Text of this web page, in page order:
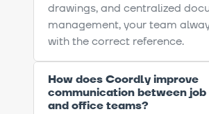
drawings, and centralized
management, your team
with the correct reference.
How does Coordly improve
communication between
and office teams?